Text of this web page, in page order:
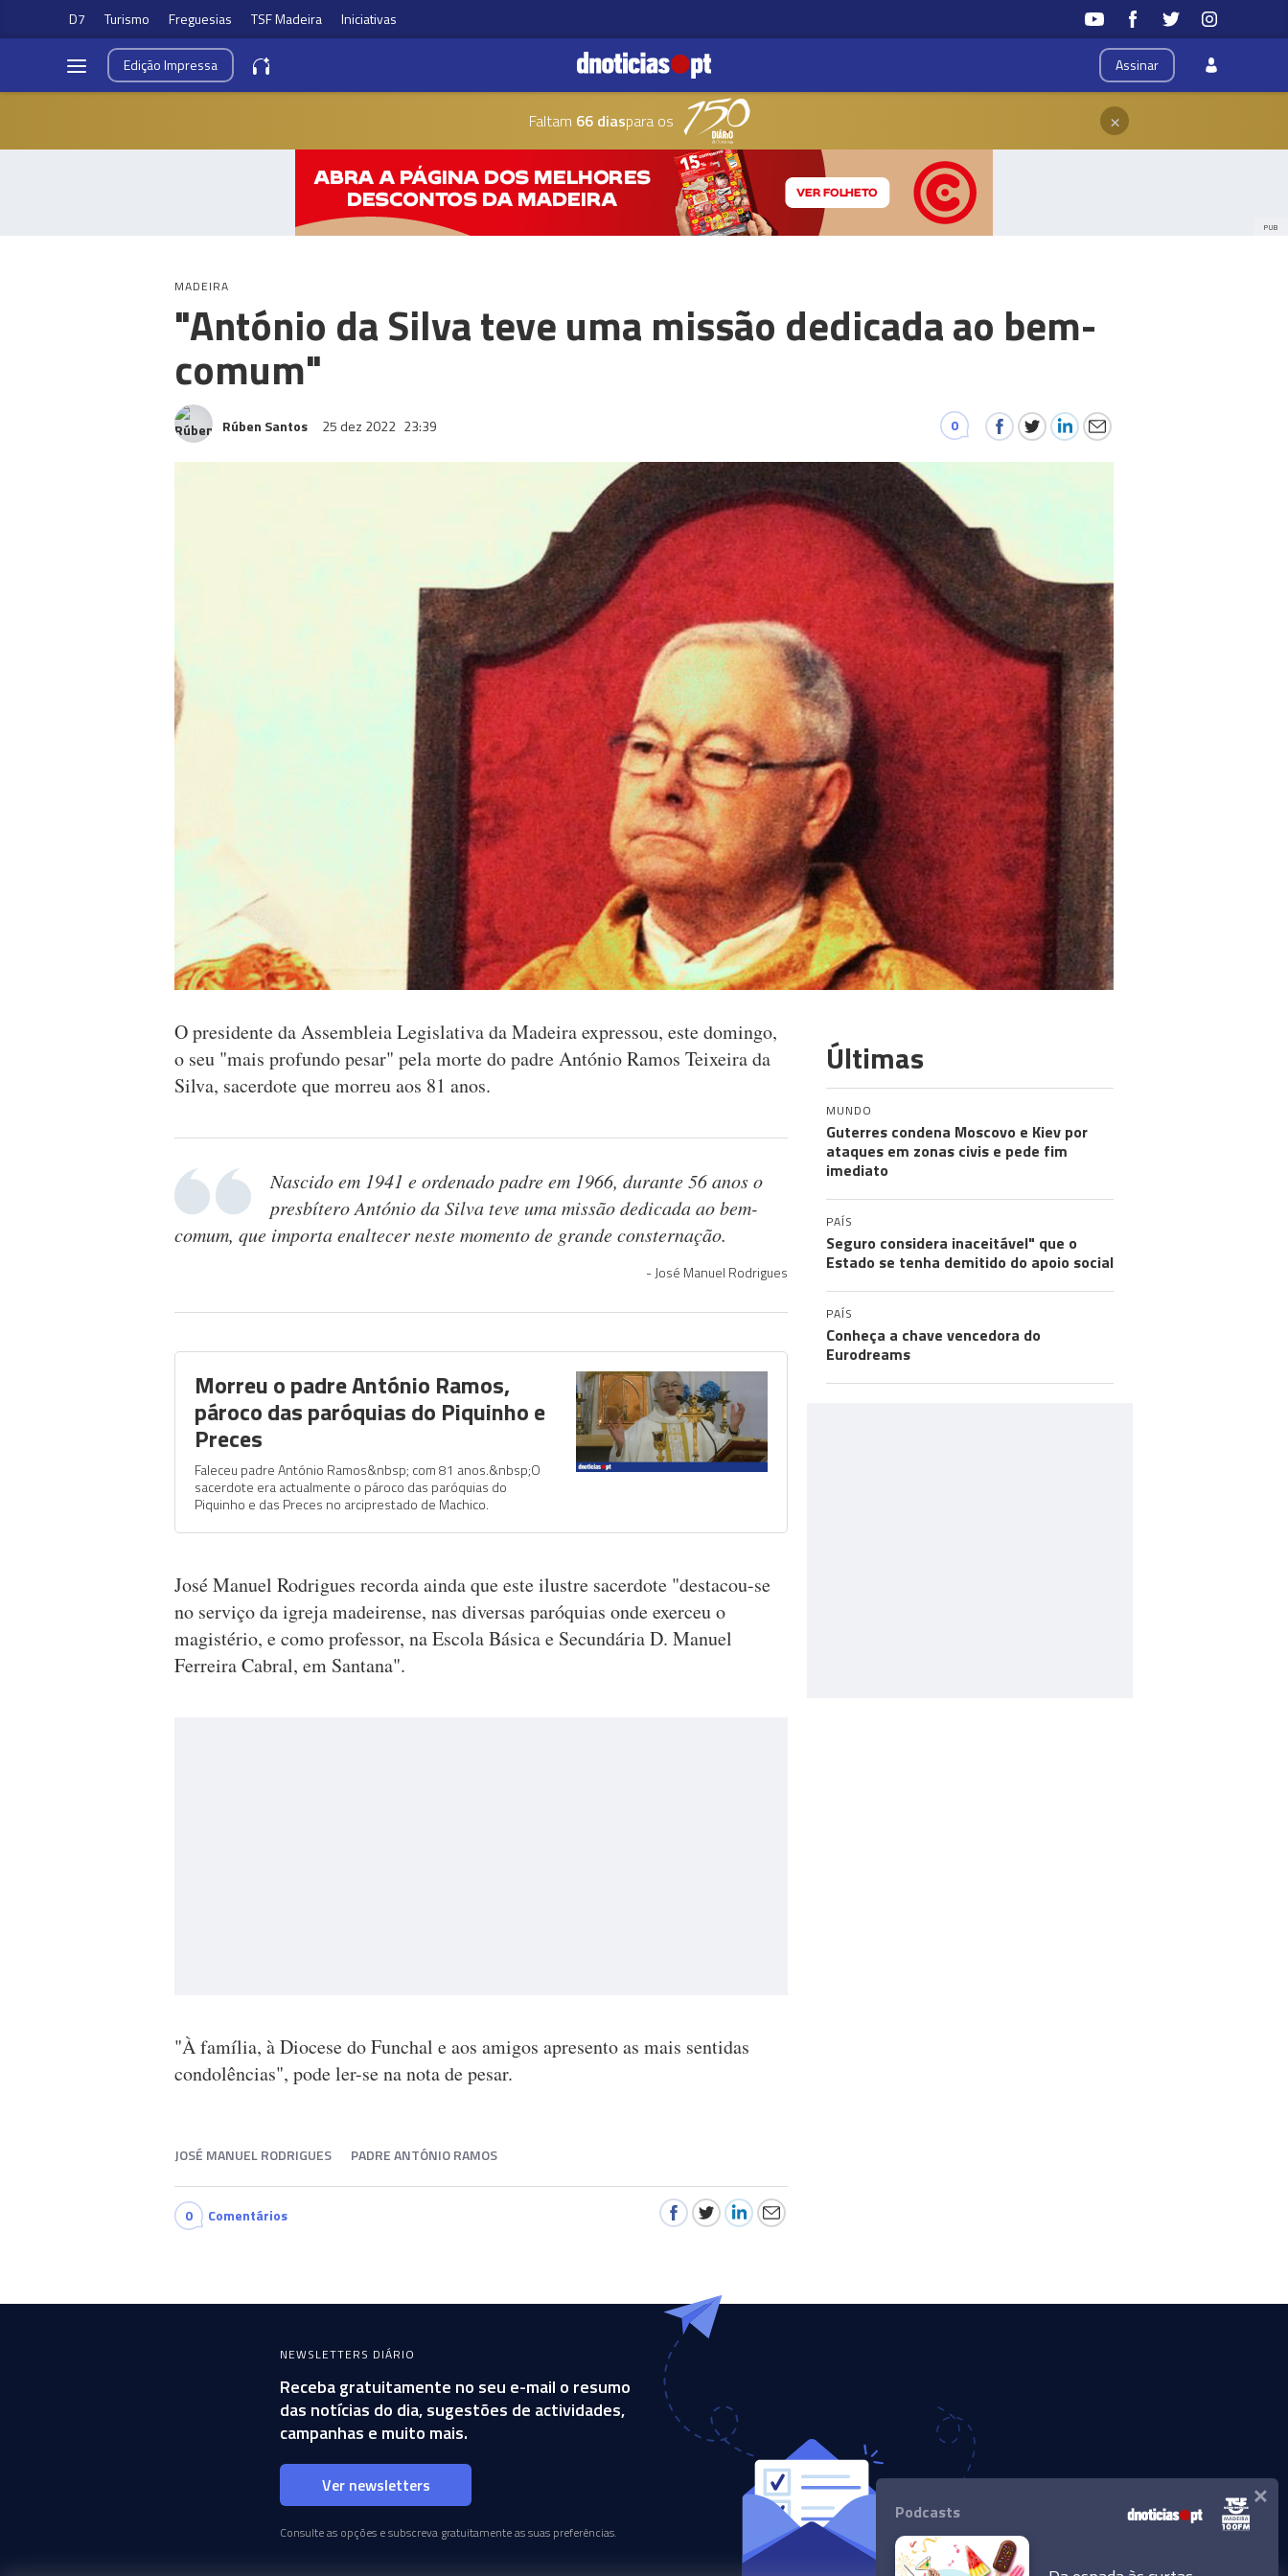
D7 Turismo Freguesias TSF Madeira Iniciativas
Assinar
EdiçãoImpressa
Faltam 66 diaspara os ×
PUB
MADEIRA
"António da Silva teve uma missão dedicada ao bem-
comum"
Rúben Santos 25 dez 2022 23:39 0
O presidente da Assembleia Legislativa da Madeira expressou, este domingo,
o seu "mais profundo pesar" pela morte do padre António Ramos Teixeira da
Silva, sacerdote que morreu aos 81 anos.
Nascido em 1941 e ordenado padre em 1966, durante 56 anos o
presbítero António da Silva teve uma missão dedicada ao bem-
comum, que importa enaltecer neste momento de grande consternação.
José Manuel Rodrigues
Morreu o padre António Ramos,
pároco das paróquias do Piquinho e
Preces
Faleceu padre António Ramos&nbsp; com 81 anos.&nbsp;O
sacerdote era actualmente o pároco das paróquias do
Piquinho e das Preces no arciprestado de Machico.
José Manuel Rodrigues recorda ainda que este ilustre sacerdote "destacou-se
no serviço da igreja madeirense, nas diversas paróquias onde exerceu o
magistério, e como professor, na Escola Básica e Secundária D. Manuel
Ferreira Cabral, em Santana".
"À família, à Diocese do Funchal e aos amigos apresento as mais sentidas
condolências", pode ler-se na nota de pesar.
JOSÉ MANUEL RODRIGUES PADRE ANTÓNIO RAMOS
0 Comentários
Últimas
MUNDO
Guterres condena Moscovo e Kiev por
ataques em zonas civis e pede fim
imediato
PAÍS
Seguro considera inaceitável" que o
Estado se tenha demitido do apoio social
PAÍS
Conheça a chave vencedora do
Eurodreams
NEWSLETTERS DIÁRIO
Receba gratuitamente no seu e-mail o resumo
das notícias do dia, sugestões de actividades,
campanhas e muito mais.
Ver newsletters
Consulte as opções e subscreva gratuitamente as suas preferências.
Podcasts ×